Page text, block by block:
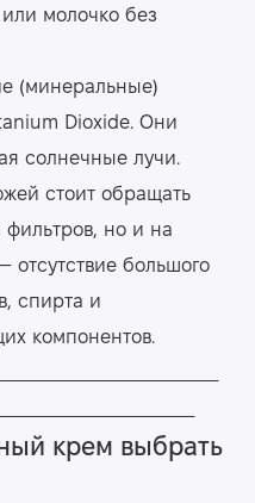
молочко без
(минеральные)
Dioxide. Они
солнечные лучи.
стоит обращать
фильтров, но и на
большого
спирта и
компонентов.
крем выбрать